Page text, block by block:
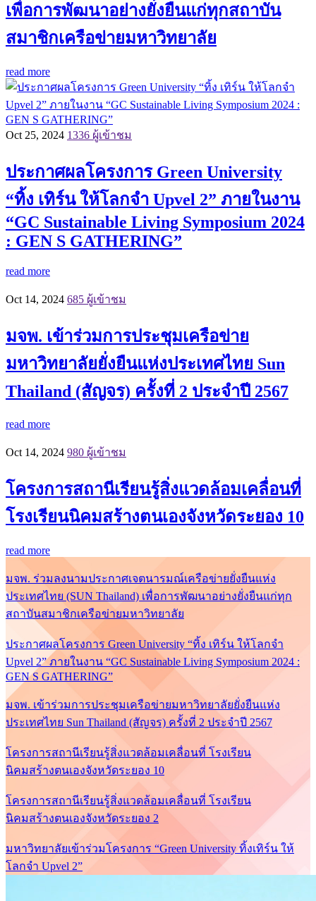
เพื่อการพัฒนาอย่างยั่งยืนแก่ทุกสถาบัน
สมาชิกเครือข่ายมหาวิทยาลัย
read more
Oct 25, 2024 1336 ผู้เข้าชม
ประกาศผลโครงการ Green University
“ทิ้ง เทิร์น ให้โลกจำ Upvel 2” ภายในงาน
“GC Sustainable Living Symposium 2024
: GEN S GATHERING”
read more
Oct 14, 2024 685 ผู้เข้าชม
มจพ. เข้าร่วมการประชุมเครือข่าย
มหาวิทยาลัยยั่งยืนแห่งประเทศไทย Sun
Thailand (สัญจร) ครั้งที่ 2 ประจำปี 2567
read more
Oct 14, 2024 980 ผู้เข้าชม
โครงการสถานีเรียนรู้สิ่งแวดล้อมเคลื่อนที่
โรงเรียนนิคมสร้างตนเองจังหวัดระยอง 10
read more
มจพ. ร่วมลงนามประกาศเจตนารมณ์เครือข่ายยั่งยืนแห่ง
ประเทศไทย (SUN Thailand) เพื่อการพัฒนาอย่างยั่งยืนแก่ทุก
สถาบันสมาชิกเครือข่ายมหาวิทยาลัย
ประกาศผลโครงการ Green University “ทิ้ง เทิร์น ให้โลกจำ
Upvel 2” ภายในงาน “GC Sustainable Living Symposium 2024 :
GEN S GATHERING”
มจพ. เข้าร่วมการประชุมเครือข่ายมหาวิทยาลัยยั่งยืนแห่ง
ประเทศไทย Sun Thailand (สัญจร) ครั้งที่ 2 ประจำปี 2567
โครงการสถานีเรียนรู้สิ่งแวดล้อมเคลื่อนที่ โรงเรียน
นิคมสร้างตนเองจังหวัดระยอง 10
โครงการสถานีเรียนรู้สิ่งแวดล้อมเคลื่อนที่ โรงเรียน
นิคมสร้างตนเองจังหวัดระยอง 2
มหาวิทยาลัยเข้าร่วมโครงการ “Green University ทิ้งเทิร์น ให้
โลกจำ Upvel 2”